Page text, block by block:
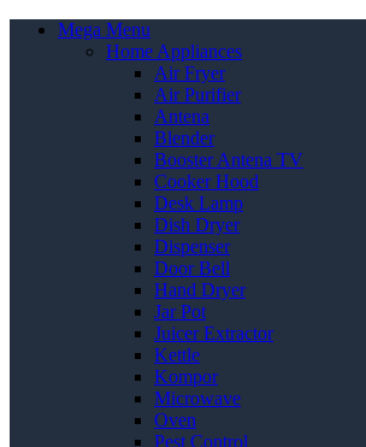
Mega Menu
Home Appliances
Air Fryer
Air Purifier
Antena
Blender
Booster Antena TV
Cooker Hood
Desk Lamp
Dish Dryer
Dispenser
Door Bell
Hand Dryer
Jar Pot
Juicer Extractor
Kettle
Kompor
Microwave
Oven
Pest Control